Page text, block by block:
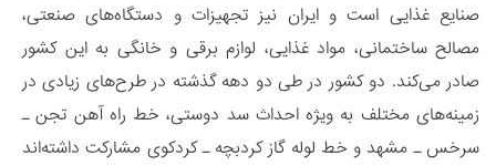
صنایع غذایی است و ایران نیز تجهیزات و دستگاه‌های صنعتی،
مصالح ساختمانی، مواد غذایی، لوازم برقی و خانگی به این کشور
صادر می‌کند. دو کشور در طی دو دهه گذشته در طرح‌های زیادی در
زمینه‌های مختلف به ویژه احداث سد دوستی، خط راه آهن تجن ـ
سرخس ـ مشهد و خط لوله گاز کردبچه ـ کردکوی مشارکت داشته‌اند